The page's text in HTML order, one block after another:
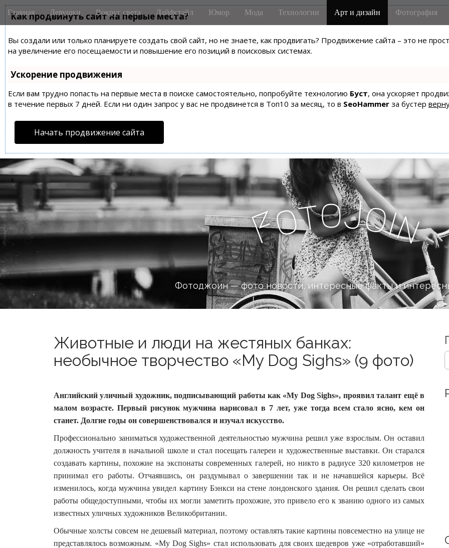
Как продвинуть сайт на первые места?
Вы создали или только планируете создать свой сайт, но не знаете, как продвигать? Продвижение сайта – это не
на увеличение его посещаемости и повышение его позиций в поисковых системах.
Ускорение продвижения
Если вам трудно попасть на первые места в поиске самостоятельно, попробуйте технологию Буст, она ускоряет
в течение первых 7 дней. Если ни один запрос у вас не продвинется в Топ10 за месяц, то в SeoHammer за бустер
Начать продвижение сайта
M
a
n
m
e
n
u
i
Главная Девушки Вокруг света Лайфстайл Юмор Мода Технологии Арт и дизайн Фотография
FotoJoi
n
Фотоджоин — фото новости, интересные факты и
Животные и люди на жестяных банках:
необычное творчество «My Dog Sighs» (9 фото)
Английский уличный художник, подписывающий работы как «My Dog Sighs», проявил талант ещё в
малом возрасте. Первый рисунок мужчина нарисовал в 7 лет, уже тогда всем стало ясно, кем он
станет. Долгие годы он совершенствовался и изучал искусство.
Профессионально заниматься художественной деятельностью мужчина решил уже взрослым. Он оставил
должность учителя в начальной школе и стал посещать галереи и художественные выставки. Он старался
создавать картины, похожие на экспонаты современных галерей, но никто в радиусе 320 километров не
принимал его работы. Отчаявшись, он раздумывал о завершении так и не начавшейся карьеры. Всё
изменилось, когда мужчина увидел картину Бэнкси на стене лондонского здания. Он решил сделать свои
работы общедоступными, чтобы их могли заметить прохожие, это привело его к званию одного из самых
известных уличных художников Великобритании.
Обычные холсты совсем не дешевый материал, поэтому оставлять такие картины повсеместно на улице не
представлялось возможным. «My Dog Sighs» стал использовать для своих шедевров уже «отработавший»
S
e
c